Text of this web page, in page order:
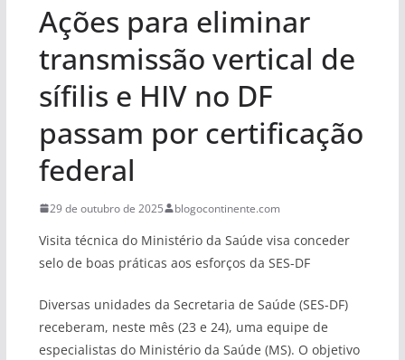
Ações para eliminar
transmissão vertical de
sífilis e HIV no DF
passam por certificação
federal
29 de outubro de 2025 blogocontinente.com
Visita técnica do Ministério da Saúde visa conceder
selo de boas práticas aos esforços da SES-DF
Diversas unidades da Secretaria de Saúde (SES-DF)
receberam, neste mês (23 e 24), uma equipe de
especialistas do Ministério da Saúde (MS). O objetivo